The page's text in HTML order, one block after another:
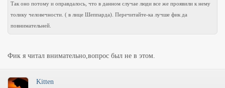
Так оно потому и оправдалось, что в данном случае люди все же проявили к нему
толику человечности. ( в лице Шеппарда). Перечитайте-ка лучше фик да
повнимательней.
Фик я читал внимательно,вопрос был не в этом.
Kitten